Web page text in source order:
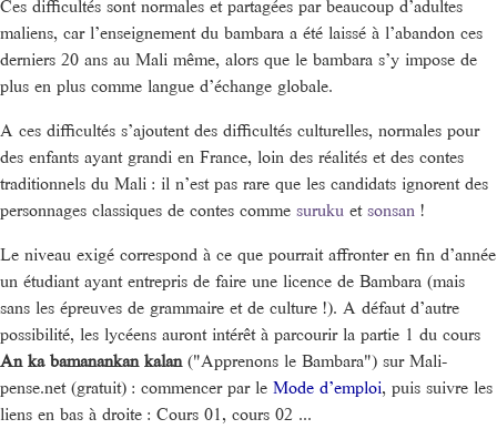
Ces difficultés sont normales et partagées par beaucoup d’adultes
maliens, car l’enseignement du bambara a été laissé à l’abandon ces
derniers 20 ans au Mali même, alors que le bambara s’y impose de
plus en plus comme langue d’échange globale.
A ces difficultés s’ajoutent des difficultés culturelles, normales pour
des enfants ayant grandi en France, loin des réalités et des contes
traditionnels du Mali : il n’est pas rare que les candidats ignorent des
personnages classiques de contes comme suruku etsonsan !
Le niveau exigé correspond à ce que pourrait affronter en fin d’année
un étudiant ayant entrepris de faire une licence de Bambara (mais
sans les épreuves de grammaire et de culture !). A défaut d’autre
possibilité, les lycéens auront intérêt à parcourir la partie 1 du cours
An ka bamanankan kalan("Apprenons le Bambara") sur Mali-
pense.net (gratuit) : commencer par le Mode d’emploi, puis suivre les
liens en bas à droite : Cours 01, cours 02 ...